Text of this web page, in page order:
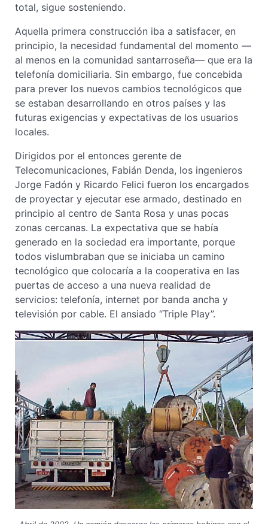
total, sigue sosteniendo.
Aquella primera construcción iba a satisfacer, en
principio, la necesidad fundamental del momento —
al menos en la comunidad santarroseña— que era la
telefonía domiciliaria. Sin embargo, fue concebida
para prever los nuevos cambios tecnológicos que
se estaban desarrollando en otros países y las
futuras exigencias y expectativas de los usuarios
locales.
Dirigidos por el entonces gerente de
Telecomunicaciones, Fabián Denda, los ingenieros
Jorge Fadón y Ricardo Felici fueron los encargados
de proyectar y ejecutar ese armado, destinado en
principio al centro de Santa Rosa y unas pocas
zonas cercanas. La expectativa que se había
generado en la sociedad era importante, porque
todos vislumbraban que se iniciaba un camino
tecnológico que colocaría a la cooperativa en las
puertas de acceso a una nueva realidad de
servicios: telefonía, internet por banda ancha y
televisión por cable. El ansiado “Triple Play”.